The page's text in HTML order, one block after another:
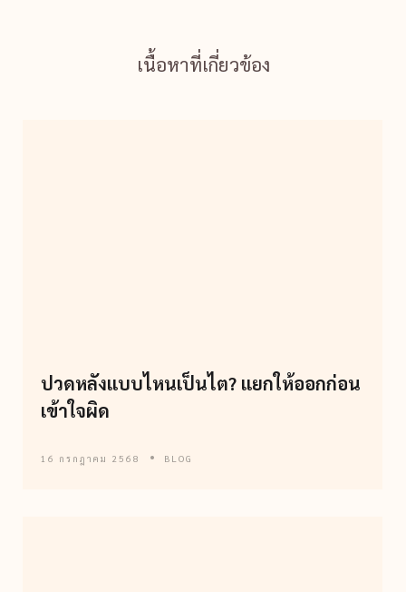
เนื้อหาที่เกี่ยวข้อง
ปวดหลังแบบไหนเป็นไต? แยกให้ออกก่อน
เข้าใจผิด
16 กรกฎาคม 2568 BLOG